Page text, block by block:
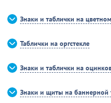
Знаки и таблички на
Таблички на оргстекле
Знаки и таблички на
Знаки и щиты на баннерной